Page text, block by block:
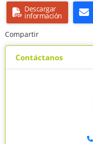
Descargar
información
Compartir
Contáctanos